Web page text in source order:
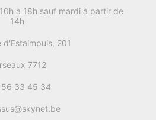
à 18h sauf mardi à partir de
14h
d'Estaimpuis, 201
7712
56 33 45 34